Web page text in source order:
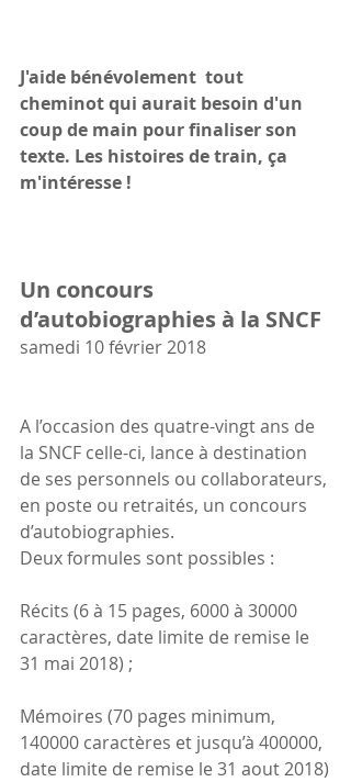
J'aide bénévolement  tout
cheminot qui aurait besoin d'un
coup de main pour finaliser son
texte. Les histoires de train, ça
m'intéresse !
Un concours
d’autobiographies à la SNCF
samedi 10 février 2018
A l’occasion des quatre-vingt ans de
la SNCF celle-ci, lance à destination
de ses personnels ou collaborateurs,
en poste ou retraités, un concours
d’autobiographies.
Deux formules sont possibles :
Récits (6 à 15 pages, 6000 à 30000
caractères, date limite de remise le
31 mai 2018) ;
Mémoires (70 pages minimum,
140000 caractères et jusqu’à 400000,
date limite de remise le 31 aout 2018)